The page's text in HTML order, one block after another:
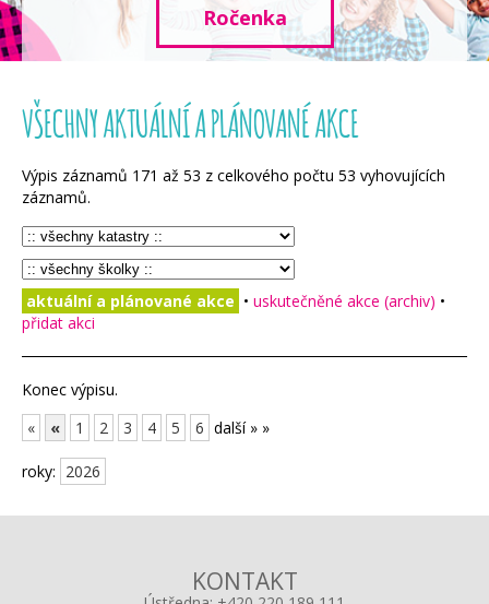
Ročenka
VŠECHNY AKTUÁLNÍ A PLÁNOVANÉ AKCE
Výpis záznamů 171 až 53 z celkového počtu 53 vyhovujících
záznamů.
aktuální a plánované akce • uskutečněné akce (archiv) •
přidat akci
Konec výpisu.
«
« 1 2 3 4 5 6 další » »
roky: 2026
KONTAKT